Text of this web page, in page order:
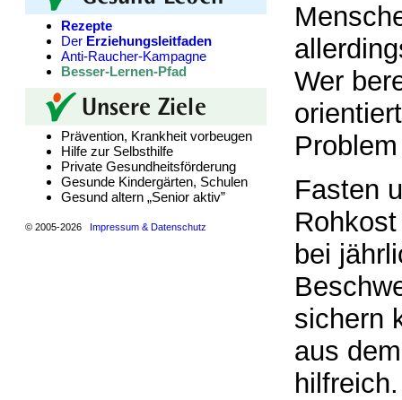
Rezepte
Der Erziehungsleitfaden
Anti-Raucher-Kampagne
Besser-Lernen-Pfad
Prävention, Krankheit vorbeugen
Hilfe zur Selbsthilfe
Private Gesundheitsförderung
Gesunde Kindergärten, Schulen
Gesund altern „Senior aktiv”
© 2005-2026 Impressum & Datenschutz
Wer
Fasten
bei
sichern
aus
hilfreich.